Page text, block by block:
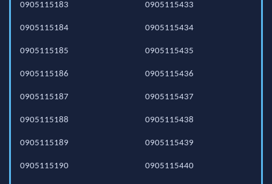
0905115183
0905115184
0905115185
0905115186
0905115187
0905115188
0905115189
0905115190
0905115433
0905115434
0905115435
0905115436
0905115437
0905115438
0905115439
0905115440